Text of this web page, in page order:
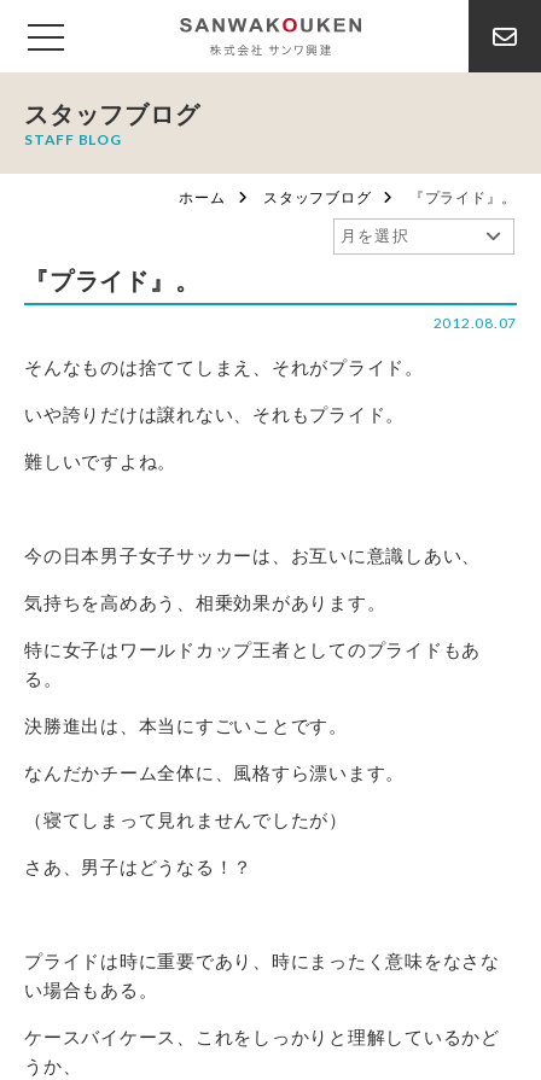
スタッフブログ
STAFF BLOG
ホーム スタッフブログ 『プライド』。
『プライド』。
2012.08.07
そんなものは捨ててしまえ、それがプライド。
いや誇りだけは譲れない、それもプライド。
難しいですよね。
今の日本男子女子サッカーは、お互いに意識しあい、
気持ちを高めあう、相乗効果があります。
特に女子はワールドカップ王者としてのプライドもあ
る。
決勝進出は、本当にすごいことです。
なんだかチーム全体に、風格すら漂います。
（寝てしまって見れませんでしたが）
さあ、男子はどうなる！？
プライドは時に重要であり、時にまったく意味をなさな
い場合もある。
ケースバイケース、これをしっかりと理解しているかど
うか、